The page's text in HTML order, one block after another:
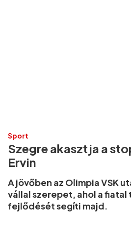
Sport
Szegre akasztja a
Ervin
A jövőben az Olimpia VSK
vállal szerepet, ahol a
fejlődését segíti majd.